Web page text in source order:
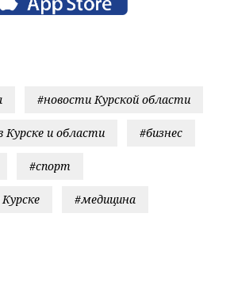
#новости Курской области
Курске и области #бизнес
#спорт
#медицина